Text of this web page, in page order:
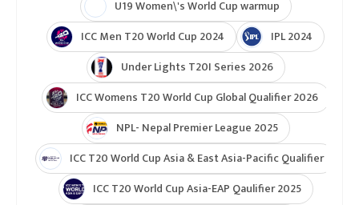
U19 Women\'s World Cup warmup
ICC Men T20 World Cup 2024
IPL 2024
Under Lights T20I Series 2026
ICC Womens T20 World Cup Global Qualifier 2026
NPL- Nepal Premier League 2025
ICC T20 World Cup Asia & East Asia-Pacific Qualifier
ICC T20 World Cup Asia-EAP Qaulifier 2025